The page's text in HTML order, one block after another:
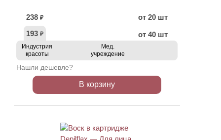
238 ₽
от 20 шт
193 ₽ от 40 шт
Индустрия
красоты
Мед.
учреждение
Нашли дешевле?
В корзину